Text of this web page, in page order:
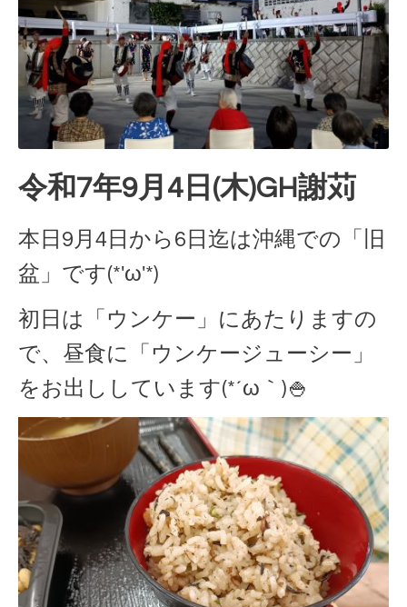
令和7年9月4日(木)GH謝苅
本日9月4日から6日迄は沖縄での「旧
盆」です(*'ω'*)
初日は「ウンケー」にあたりますの
で、昼食に「ウンケージューシー」
をお出ししています(*´ω｀)🍚